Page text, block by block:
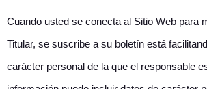
Cuando usted se conecta al Sitio Web para
Titular, se suscribe a su boletín está
carácter personal de la que el responsable